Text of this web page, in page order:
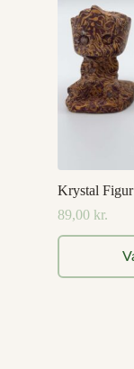
Krystal
89,00 kr.